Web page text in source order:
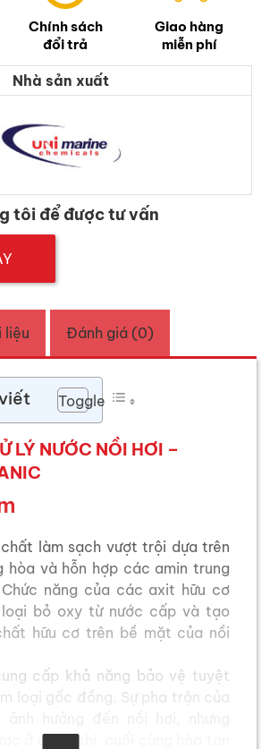
Chính sách
đổi trả
Giao hàng
miễn phí
Nhà sản xuất
tôi để được tư vấn
liệu Đánh giá (0)
Toggle
LÝ NƯỚC NỒI HƠI –
làm sạch vượt trội dựa trên
hòa và hỗn hợp các amin trung
năng của các axit hữu cơ
bỏ oxy từ nước cấp và tạo
hữu cơ trên bề mặt của nồi
cấp khả năng bảo vệ tuyệt
loại gốc đồng. Sự pha trộn của
ở dạng khí, cuối cùng hòa tan